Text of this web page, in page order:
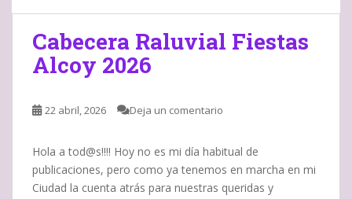
Cabecera Raluvial Fiestas
Alcoy 2026
22 abril, 2026 Deja un comentario
Hola a tod@s!!!! Hoy no es mi día habitual de
publicaciones, pero como ya tenemos en marcha en mi
Ciudad la cuenta atrás para nuestras queridas y